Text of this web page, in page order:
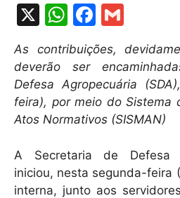
X
W
h
at
s
A
p
p
F
a
c
e
b
o
o
k
m
ai
l
As contribuições,
deverão ser
Defesa Agropecuária
feira), por meio do Sistema
Atos Normativos (SISMAN)
A Secretaria de Defesa
iniciou, nesta segunda-feira
interna, junto aos